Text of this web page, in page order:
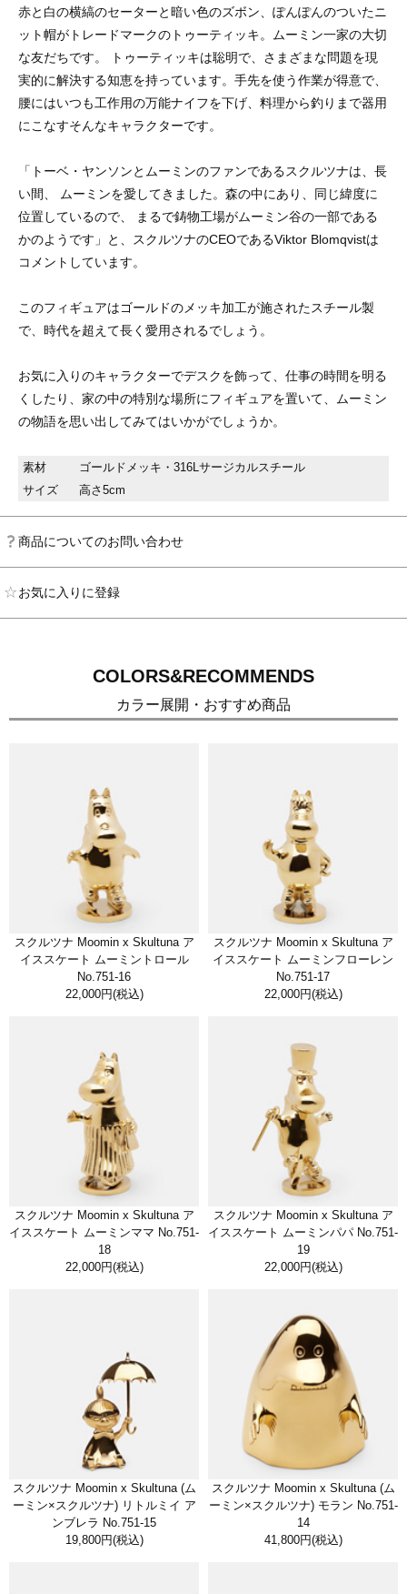
赤と白の横縞のセーターと暗い色のズボン、ぽんぽんのついたニ
ット帽がトレードマークのトゥーティッキ。ムーミン一家の大切
な友だちです。 トゥーティッキは聡明で、さまざまな問題を現
実的に解決する知恵を持っています。手先を使う作業が得意で、
腰にはいつも工作用の万能ナイフを下げ、料理から釣りまで器用
にこなすそんなキャラクターです。
「トーベ・ヤンソンとムーミンのファンであるスクルツナは、長
い間、 ムーミンを愛してきました。森の中にあり、同じ緯度に
位置しているので、 まるで鋳物工場がムーミン谷の一部である
かのようです」と、スクルツナのCEOであるViktor Blomqvistは
コメントしています。
このフィギュアはゴールドのメッキ加工が施されたスチール製
で、時代を超えて長く愛用されるでしょう。
お気に入りのキャラクターでデスクを飾って、仕事の時間を明る
くしたり、家の中の特別な場所にフィギュアを置いて、ムーミン
の物語を思い出してみてはいかがでしょうか。
素材
ゴールドメッキ・316Lサージカルスチール
サイズ
高さ5cm
商品についてのお問い合わせ
お気に入りに登録
COLORS&RECOMMENDS
カラー展開・おすすめ商品
スクルツナ Moomin x Skultuna ア
イススケート ムーミントロール
No.751-16
22,000円(税込)
スクルツナ Moomin x Skultuna ア
イススケート ムーミンフローレン
No.751-17
22,000円(税込)
スクルツナ Moomin x Skultuna ア
イススケート ムーミンママ No.751-
18
22,000円(税込)
スクルツナ Moomin x Skultuna ア
イススケート ムーミンパパ No.751-
19
22,000円(税込)
スクルツナ Moomin x Skultuna (ム
ーミン×スクルツナ) リトルミイ ア
ンブレラ No.751-15
19,800円(税込)
スクルツナ Moomin x Skultuna (ム
ーミン×スクルツナ) モラン No.751-
14
41,800円(税込)